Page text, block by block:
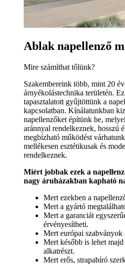
Ablak napellenző
Mire számíthat tőlünk?
Szakembereink több, mint 20
árnyékolástechnika területén.
tapasztalatott gyűjtöttünk a
kapcsolatban. Kínálatunkban
napellenzőket építünk be,
aránnyal rendelkeznek, hosszú
megbízható működést
mellékesen esztétikusak és
rendelkeznek.
Miért jobbak ezek a
nagy áruházakban kapható
Mert ezekben a
Mert a gyártó
Mert a garanciát
érvényesítheti.
Mert európai szabványok
Mert később is lehet
alkatrészt.
Mert erős, strapabíró